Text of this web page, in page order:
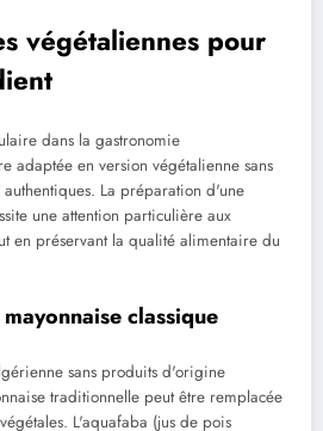
végétaliennes pour
dans la gastronomie
adaptée en version végétalienne sans
authentiques. La préparation d'une
une attention particulière aux
en préservant la qualité alimentaire du
classique
sans produits d'origine
traditionnelle peut être remplacée
L'aquafaba (jus de pois